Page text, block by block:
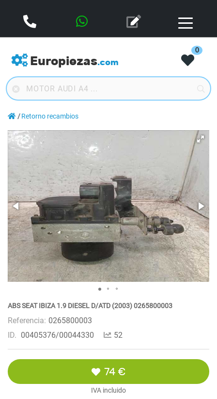
Europiezas.com
0
Retorno recambios
ABS SEAT IBIZA 1.9 DIESEL D/ATD (2003) 0265800003
Referencia: 0265800003
ID. 00405376/00044330 52
74 €
IVA incluido